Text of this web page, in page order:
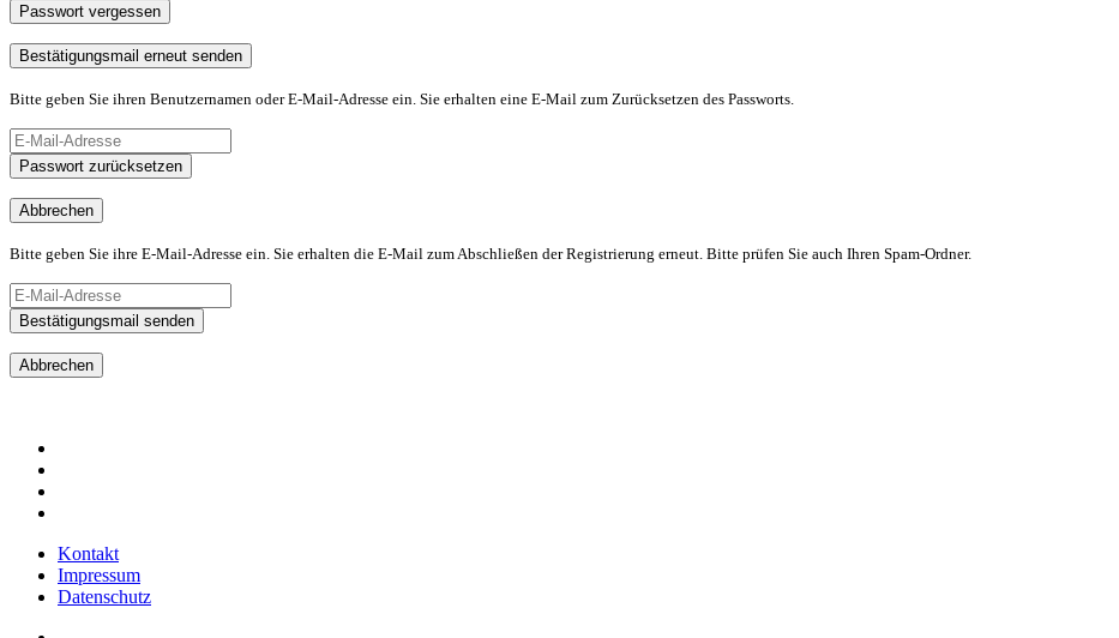
Passwort vergessen
Bestätigungsmail erneut senden
Bitte geben Sie ihren Benutzernamen oder E-Mail-Adresse ein. Sie erhalten eine E-Mail zum Zurücksetzen des Passworts.
Passwort zurücksetzen
Abbrechen
Bitte geben Sie ihre E-Mail-Adresse ein. Sie erhalten die E-Mail zum Abschließen der Registrierung erneut. Bitte prüfen Sie auch Ihren Spam-Ordner.
Bestätigungsmail senden
Abbrechen
Kontakt
Impressum
Datenschutz